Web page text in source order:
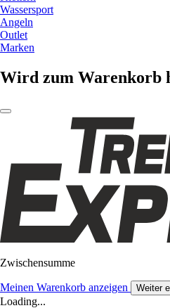
Wassersport
Angeln
Outlet
Marken
Wird zum Warenkorb
Zwischensumme
Meinen Warenkorb anzeigen Weiter
Loading...